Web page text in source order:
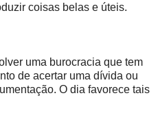
coisas belas e úteis.
uma burocracia que tem
de acertar uma dívida ou
O dia favorece tais